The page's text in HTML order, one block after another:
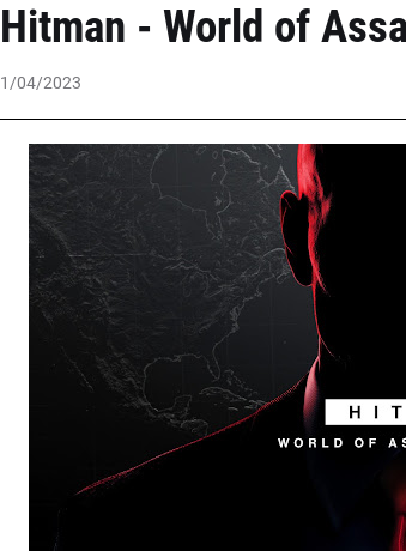
Hitman - World of
1/04/2023